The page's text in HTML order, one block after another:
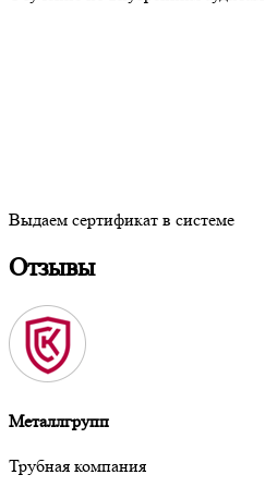
Выдаем сертификат в системе
Отзывы
Металлгрупп
Трубная компания